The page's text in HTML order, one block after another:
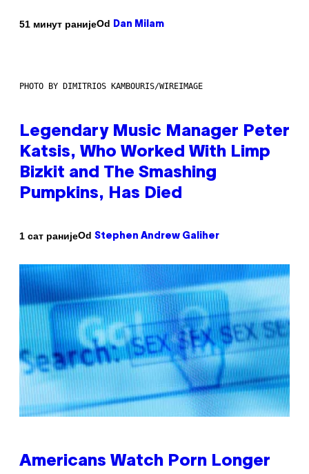
51 минут ранијеOd Dan Milam
PHOTO BY DIMITRIOS KAMBOURIS/WIREIMAGE
Legendary Music Manager Peter
Katsis, Who Worked With Limp
Bizkit and The Smashing
Pumpkins, Has Died
1 сат ранијеOd Stephen Andrew Galiher
Americans Watch Porn Longer